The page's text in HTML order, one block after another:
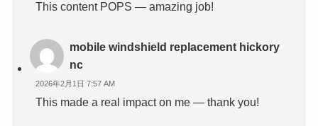
This content POPS — amazing job!
mobile windshield replacement hickory
nc
2026年2月1日 7:57 AM
This made a real impact on me — thank you!